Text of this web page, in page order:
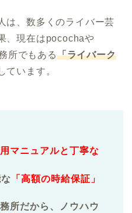
は、数多くのライバー芸
、現在はpocochaや
所でもある「ライバーク
ています。
マニュアルと丁寧な
「高額の時給保証」
所だから、ノウハウ